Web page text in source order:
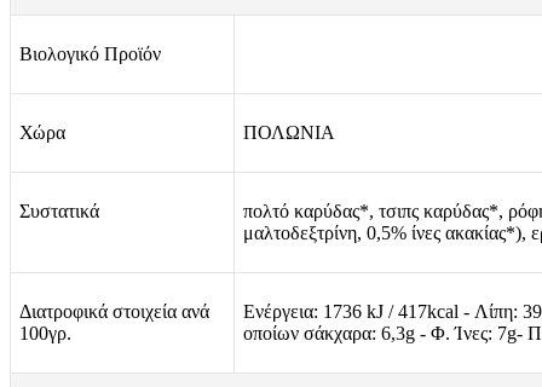
Βιολογικό Προϊόν
Χώρα ΠΟΛΩΝΙΑ
Συστατικά
πολτό καρύδας*, τσιπς καρύδας*,
μαλτοδεξτρίνη, 0,5% ίνες ακακίας*),
Διατροφικά στοιχεία ανά
100γρ.
Ενέργεια: 1736 kJ / 417kcal - Λίπη:
οποίων σάκχαρα: 6,3g - Φ. Ίνες: 7g-